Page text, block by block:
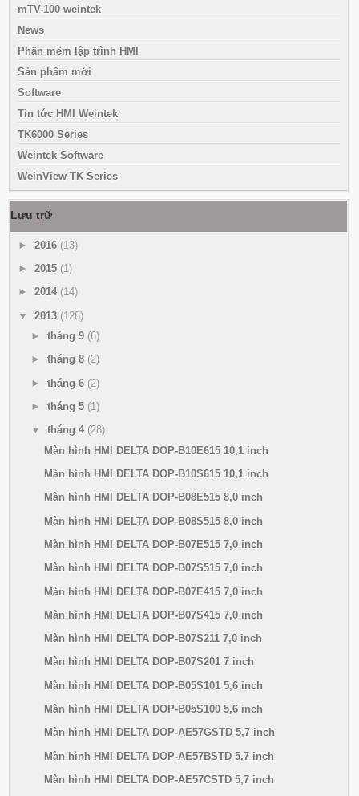
mTV-100 weintek
News
Phần mềm lập trình HMI
Sản phẩm mới
Software
Tin tức HMI Weintek
TK6000 Series
Weintek Software
WeinView TK Series
Lưu trữ
► 2016 (13)
► 2015 (1)
► 2014 (14)
▼ 2013 (128)
► tháng 9 (6)
► tháng 8 (2)
► tháng 6 (2)
► tháng 5 (1)
▼ tháng 4 (28)
Màn hình HMI DELTA DOP-B10E615 10,1 inch
Màn hình HMI DELTA DOP-B10S615 10,1 inch
Màn hình HMI DELTA DOP-B08E515 8,0 inch
Màn hình HMI DELTA DOP-B08S515 8,0 inch
Màn hình HMI DELTA DOP-B07E515 7,0 inch
Màn hình HMI DELTA DOP-B07S515 7,0 inch
Màn hình HMI DELTA DOP-B07E415 7,0 inch
Màn hình HMI DELTA DOP-B07S415 7,0 inch
Màn hình HMI DELTA DOP-B07S211 7,0 inch
Màn hình HMI DELTA DOP-B07S201 7 inch
Màn hình HMI DELTA DOP-B05S101 5,6 inch
Màn hình HMI DELTA DOP-B05S100 5,6 inch
Màn hình HMI DELTA DOP-AE57GSTD 5,7 inch
Màn hình HMI DELTA DOP-AE57BSTD 5,7 inch
Màn hình HMI DELTA DOP-AE57CSTD 5,7 inch